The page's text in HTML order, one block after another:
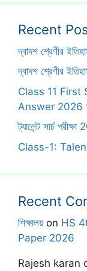
Recent
দ্বাদশ শ্রেণীর
দ্বাদশ শ্রেণীর
Class 11 First
Answer 2026
ট্যালেন্ট সার্চ
Class-1:
Recent
শিক্ষালয়on HS
Paper 2026
Rajesh karan